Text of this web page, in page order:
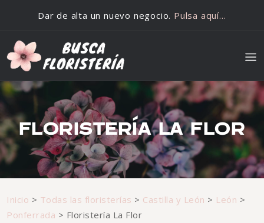
Dar de alta un nuevo negocio. Pulsa aquí…
FLORISTERÍA LA FLOR
Inicio > Todas las floristerías > Castilla y León > León >
Ponferrada > Floristería La Flor